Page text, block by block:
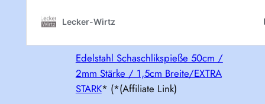
Edelstahl Schaschlikspieße 50cm /
2mm Stärke / 1,5cm Breite/EXTRA
STARK* (*(Affiliate Link)